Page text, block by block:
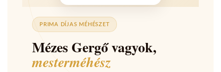
PRIMA DÍJAS MÉHÉSZET
Mézes Gergő vagyok,
mesterméhész